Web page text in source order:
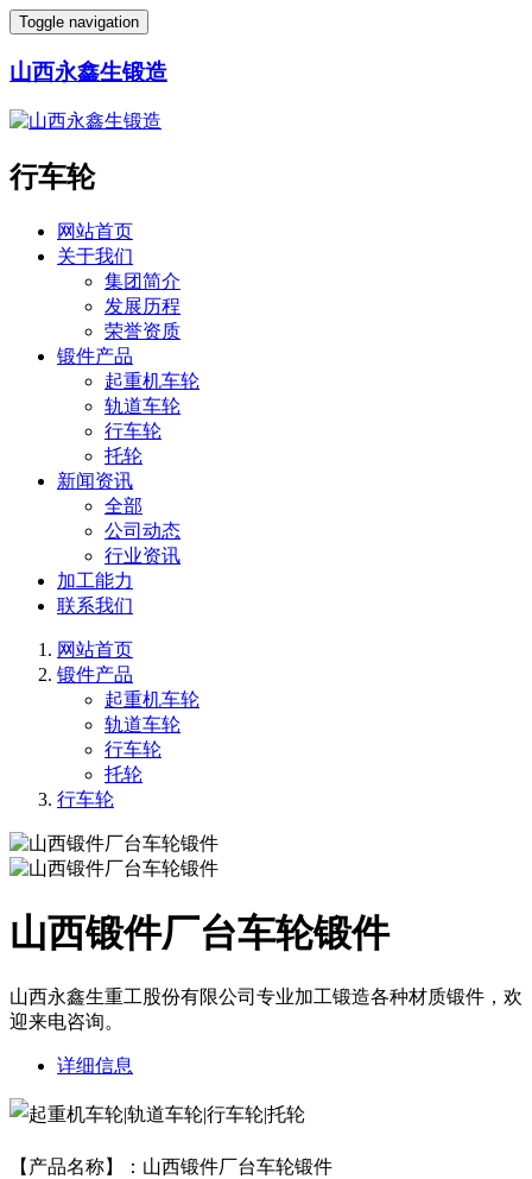
Toggle navigation
山西永鑫生锻造
行车轮
网站首页
关于我们
集团简介
发展历程
荣誉资质
锻件产品
起重机车轮
轨道车轮
行车轮
托轮
新闻资讯
全部
公司动态
行业资讯
加工能力
联系我们
网站首页
锻件产品
起重机车轮
轨道车轮
行车轮
托轮
行车轮
山西锻件厂台车轮锻件
山西永鑫生重工股份有限公司专业加工锻造各种材质锻件，欢
迎来电咨询。
详细信息
【产品名称】：山西锻件厂台车轮锻件